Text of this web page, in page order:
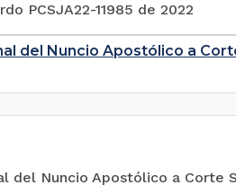
PCSJA22-11985 de 2022
del Nuncio Apostólico a
del Nuncio Apostólico a Corte